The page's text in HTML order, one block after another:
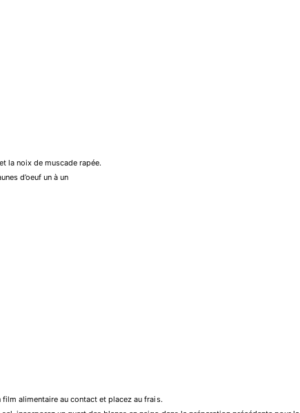
la noix de muscade rapée.
d’oeuf un à un
alimentaire au contact et placez au frais.